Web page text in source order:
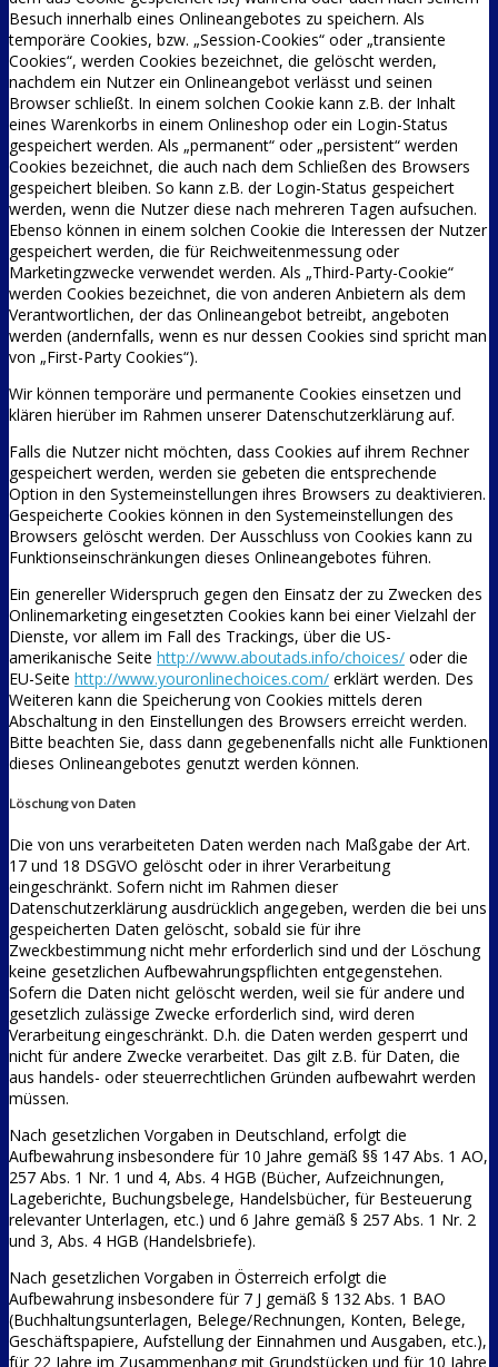
Besuch innerhalb eines Onlineangebotes zu speichern. Als
temporäre Cookies, bzw. „Session-Cookies“ oder „transiente
Cookies“, werden Cookies bezeichnet, die gelöscht werden,
nachdem ein Nutzer ein Onlineangebot verlässt und seinen
Browser schließt. In einem solchen Cookie kann z.B. der Inhalt
eines Warenkorbs in einem Onlineshop oder ein Login-Status
gespeichert werden. Als „permanent“ oder „persistent“ werden
Cookies bezeichnet, die auch nach dem Schließen des Browsers
gespeichert bleiben. So kann z.B. der Login-Status gespeichert
werden, wenn die Nutzer diese nach mehreren Tagen aufsuchen.
Ebenso können in einem solchen Cookie die Interessen der Nutzer
gespeichert werden, die für Reichweitenmessung oder
Marketingzwecke verwendet werden. Als „Third-Party-Cookie“
werden Cookies bezeichnet, die von anderen Anbietern als dem
Verantwortlichen, der das Onlineangebot betreibt, angeboten
werden (andernfalls, wenn es nur dessen Cookies sind spricht man
von „First-Party Cookies“).
Wir können temporäre und permanente Cookies einsetzen und
klären hierüber im Rahmen unserer Datenschutzerklärung auf.
Falls die Nutzer nicht möchten, dass Cookies auf ihrem Rechner
gespeichert werden, werden sie gebeten die entsprechende
Option in den Systemeinstellungen ihres Browsers zu deaktivieren.
Gespeicherte Cookies können in den Systemeinstellungen des
Browsers gelöscht werden. Der Ausschluss von Cookies kann zu
Funktionseinschränkungen dieses Onlineangebotes führen.
Ein genereller Widerspruch gegen den Einsatz der zu Zwecken des
Onlinemarketing eingesetzten Cookies kann bei einer Vielzahl der
Dienste, vor allem im Fall des Trackings, über die US-
amerikanische Seite http://www.aboutads.info/choices/ oder die
EU-Seite http://www.youronlinechoices.com/ erklärt werden. Des
Weiteren kann die Speicherung von Cookies mittels deren
Abschaltung in den Einstellungen des Browsers erreicht werden.
Bitte beachten Sie, dass dann gegebenenfalls nicht alle Funktionen
dieses Onlineangebotes genutzt werden können.
Löschung von Daten
Die von uns verarbeiteten Daten werden nach Maßgabe der Art.
17 und 18 DSGVO gelöscht oder in ihrer Verarbeitung
eingeschränkt. Sofern nicht im Rahmen dieser
Datenschutzerklärung ausdrücklich angegeben, werden die bei uns
gespeicherten Daten gelöscht, sobald sie für ihre
Zweckbestimmung nicht mehr erforderlich sind und der Löschung
keine gesetzlichen Aufbewahrungspflichten entgegenstehen.
Sofern die Daten nicht gelöscht werden, weil sie für andere und
gesetzlich zulässige Zwecke erforderlich sind, wird deren
Verarbeitung eingeschränkt. D.h. die Daten werden gesperrt und
nicht für andere Zwecke verarbeitet. Das gilt z.B. für Daten, die
aus handels- oder steuerrechtlichen Gründen aufbewahrt werden
müssen.
Nach gesetzlichen Vorgaben in Deutschland, erfolgt die
Aufbewahrung insbesondere für 10 Jahre gemäß §§ 147 Abs. 1 AO,
257 Abs. 1 Nr. 1 und 4, Abs. 4 HGB (Bücher, Aufzeichnungen,
Lageberichte, Buchungsbelege, Handelsbücher, für Besteuerung
relevanter Unterlagen, etc.) und 6 Jahre gemäß § 257 Abs. 1 Nr. 2
und 3, Abs. 4 HGB (Handelsbriefe).
Nach gesetzlichen Vorgaben in Österreich erfolgt die
Aufbewahrung insbesondere für 7 J gemäß § 132 Abs. 1 BAO
(Buchhaltungsunterlagen, Belege/Rechnungen, Konten, Belege,
Geschäftspapiere, Aufstellung der Einnahmen und Ausgaben, etc.),
für 22 Jahre im Zusammenhang mit Grundstücken und für 10 Jahre